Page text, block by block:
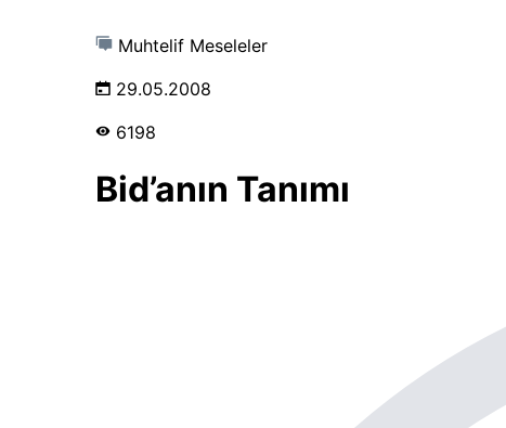
Muhtelif Meseleler
29.05.2008
6198
Bid’anın Tanımı